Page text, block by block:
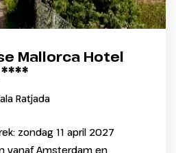
Mallorca Hotel
Ratjada
zondag 11 april 2027
vanaf Amsterdam en